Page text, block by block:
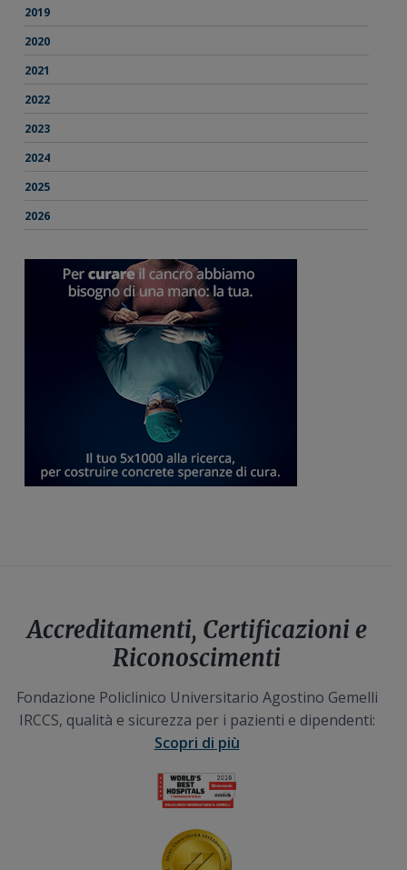
2019
2020
2021
2022
2023
2024
2025
2026
Accreditamenti, Certificazioni e
Riconoscimenti
Fondazione Policlinico Universitario Agostino Gemelli
IRCCS, qualità e sicurezza per i pazienti e dipendenti:
Scopri di più